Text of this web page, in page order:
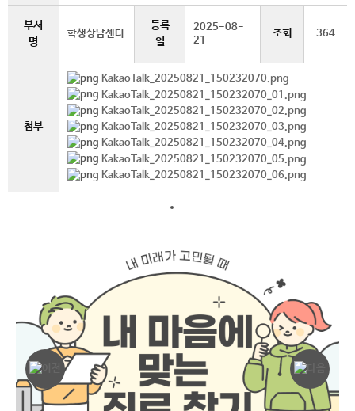
부서
명
학생상담센터
등록
일
2025-08-
21
조회 364
첨부
KakaoTalk_20250821_150232070.png
KakaoTalk_20250821_150232070_01.png
KakaoTalk_20250821_150232070_02.png
KakaoTalk_20250821_150232070_03.png
KakaoTalk_20250821_150232070_04.png
KakaoTalk_20250821_150232070_05.png
KakaoTalk_20250821_150232070_06.png